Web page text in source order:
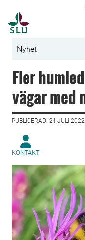
Nyhet
Fler
vägar med
PUBLICERAD: 21 JULI 2022
KONTAKT